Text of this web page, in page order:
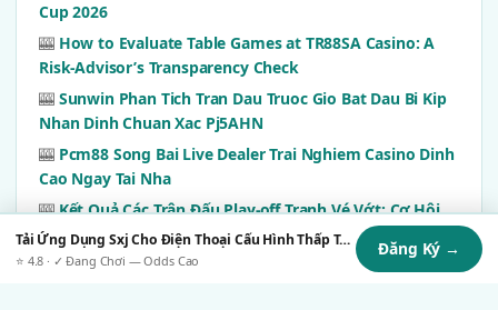
Cup 2026
🎰 How to Evaluate Table Games at TR88SA Casino: A
Risk-Advisor’s Transparency Check
🎰 Sunwin Phan Tich Tran Dau Truoc Gio Bat Dau Bi Kip
Nhan Dinh Chuan Xac Pj5AHN
🎰 Pcm88 Song Bai Live Dealer Trai Nghiem Casino Dinh
Cao Ngay Tai Nha
🎰Kết Quả Các Trận Đấu Play-off Tranh Vé Vớt: Cơ Hội
Cuối Cho Những Kẻ Khát Khao
🎰Casino Truc Tuyen Chuyen Nghiep Voi Nhieu Lua
Tải Ứng Dụng Sxj Cho Điện Thoại Cấu Hình Thấp Tại Sxj.uk.com
⭐ 4.8 · ✓ Đang Chơi — Odds Cao
Đăng Ký →